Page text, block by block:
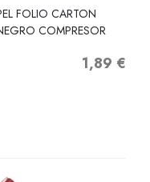
FOLIO CARTON
COMPRESOR
Precio
1,89 €